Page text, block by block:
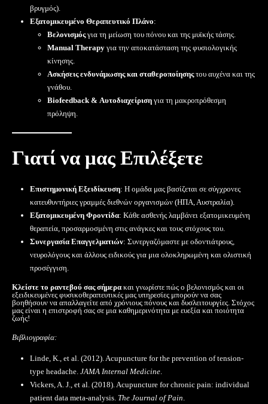
βρυγμός).
Εξατομικευμένο Θεραπευτικό Πλάνο:
Βελονισμόςγια τη μείωση του πόνου και της μυϊκής τάσης.
Manual Therapy για την αποκατάσταση της φυσιολογικής
κίνησης.
Ασκήσεις ενδυνάμωσης και σταθεροποίησηςτου αυχένα και της
γνάθου.
Biofeedback & Αυτοδιαχείριση για τη μακροπρόθεσμη
πρόληψη.
Γιατί να μας Επιλέξετε
Επιστημονική Εξειδίκευση: Η ομάδα μας βασίζεται σε σύγχρονες
κατευθυντήριες γραμμές διεθνών οργανισμών (ΗΠΑ, Αυστραλία).
Εξατομικευμένη Φροντίδα: Κάθε ασθενής λαμβάνει εξατομικευμένη
θεραπεία, προσαρμοσμένη στις ανάγκες και τους στόχους του.
Συνεργασία Επαγγελματιών: Συνεργαζόμαστε με οδοντιάτρους,
νευρολόγους και άλλους ειδικούς για μια ολοκληρωμένη και ολιστική
προσέγγιση.
Κλείστε το ραντεβού σας σήμερα και γνωρίστε πώς ο βελονισμός και οι
εξειδικευμένες φυσικοθεραπευτικές μας υπηρεσίες μπορούν να σας
βοηθήσουν να απαλλαγείτε από χρόνιους πόνους και δυσλειτουργίες. Στόχος
μας είναι η επιστροφή σας σε μια καθημερινότητα με ευεξία και ποιότητα
ζωής!
Βιβλιογραφία:
Linde, K., et al. (2012). Acupuncture for the prevention of tension-
type headache. JAMA Internal Medicine.
Vickers, A. J., et al. (2018). Acupuncture for chronic pain: individual
patient data meta-analysis. The Journal of Pain.